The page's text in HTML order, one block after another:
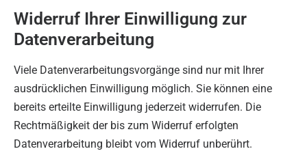
Widerruf Ihrer Einwilligung zur
Datenverarbeitung
Viele Datenverarbeitungsvorgänge sind nur mit Ihrer
ausdrücklichen Einwilligung möglich. Sie können eine
bereits erteilte Einwilligung jederzeit widerrufen. Die
Rechtmäßigkeit der bis zum Widerruf erfolgten
Datenverarbeitung bleibt vom Widerruf unberührt.